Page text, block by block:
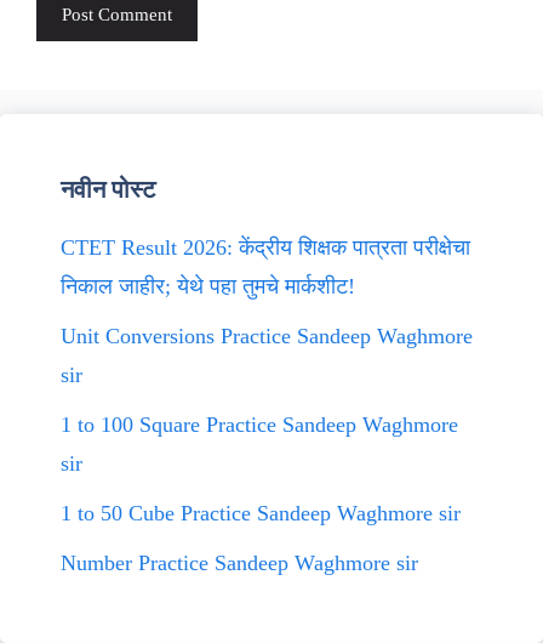
नवीन पोस्ट
CTET Result 2026: केंद्रीय शिक्षक पात्रता परीक्षेचा
निकाल जाहीर; येथे पहा तुमचे मार्कशीट!
Unit Conversions Practice Sandeep Waghmore
sir
1 to 100 Square Practice Sandeep Waghmore
sir
1 to 50 Cube Practice Sandeep Waghmore sir
Number Practice Sandeep Waghmore sir